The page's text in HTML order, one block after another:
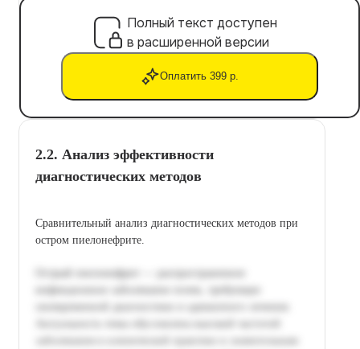
Полный текст доступен
в расширенной версии
Оплатить 399 р.
2.2. Анализ эффективности
диагностических методов
Сравнительный анализ диагностических методов при
остром пиелонефрите.